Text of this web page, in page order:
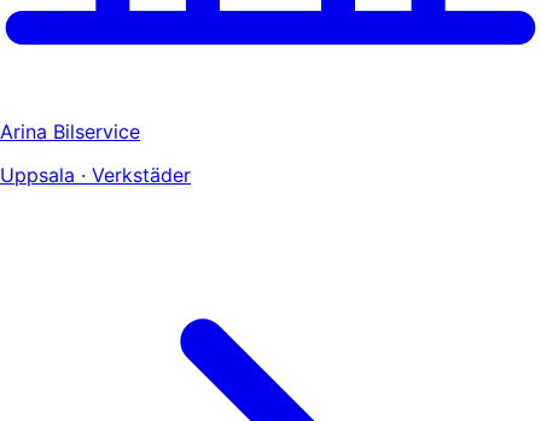
Arina Bilservice
Uppsala · Verkstäder